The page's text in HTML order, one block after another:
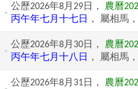
公歷2026年8月29日， 農曆
丙午年七月十七日
， 屬相馬
公歷2026年8月30日， 農曆
丙午年七月十八日
， 屬相馬
公歷2026年8月31日， 農曆